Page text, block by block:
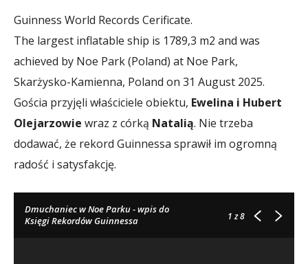
Guinness World Records Cerificate.
The largest inflatable ship is 1789,3 m2 and was
achieved by Noe Park (Poland) at Noe Park,
Skarżysko-Kamienna, Poland on 31 August 2025.
Gościa przyjęli właściciele obiektu, Ewelina i Hubert
Olejarzowie wraz z córką Natalią. Nie trzeba
dodawać, że rekord Guinnessa sprawił im ogromną
radość i satysfakcję.
Dmuchaniec w Noe Parku - wpis do
Księgi Rekordów Guinnessa
1z 8